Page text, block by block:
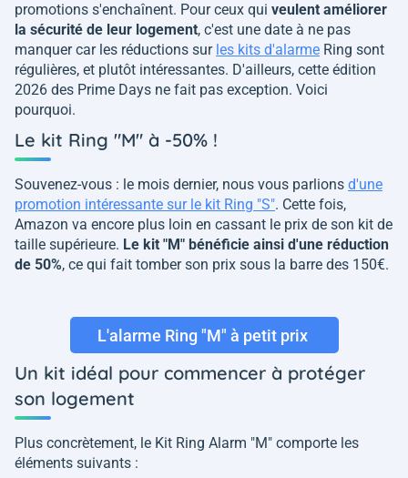
promotions s'enchaînent. Pour ceux qui veulent améliorer
la sécurité de leur logement, c'est une date à ne pas
manquer car les réductions sur les kits d'alarme Ring sont
régulières, et plutôt intéressantes. D'ailleurs, cette édition
2026 des Prime Days ne fait pas exception. Voici
pourquoi.
Le kit Ring "M" à -50% !
Souvenez-vous : le mois dernier, nous vous parlions d'une
promotion intéressante sur le kit Ring "S". Cette fois,
Amazon va encore plus loin en cassant le prix de son kit de
taille supérieure. Le kit "M" bénéficie ainsi d'une réduction
de 50%, ce qui fait tomber son prix sous la barre des 150€.
L'alarme Ring "M" à petit prix
Un kit idéal pour commencer à protéger
son logement
Plus concrètement, le Kit Ring Alarm "M" comporte les
éléments suivants :